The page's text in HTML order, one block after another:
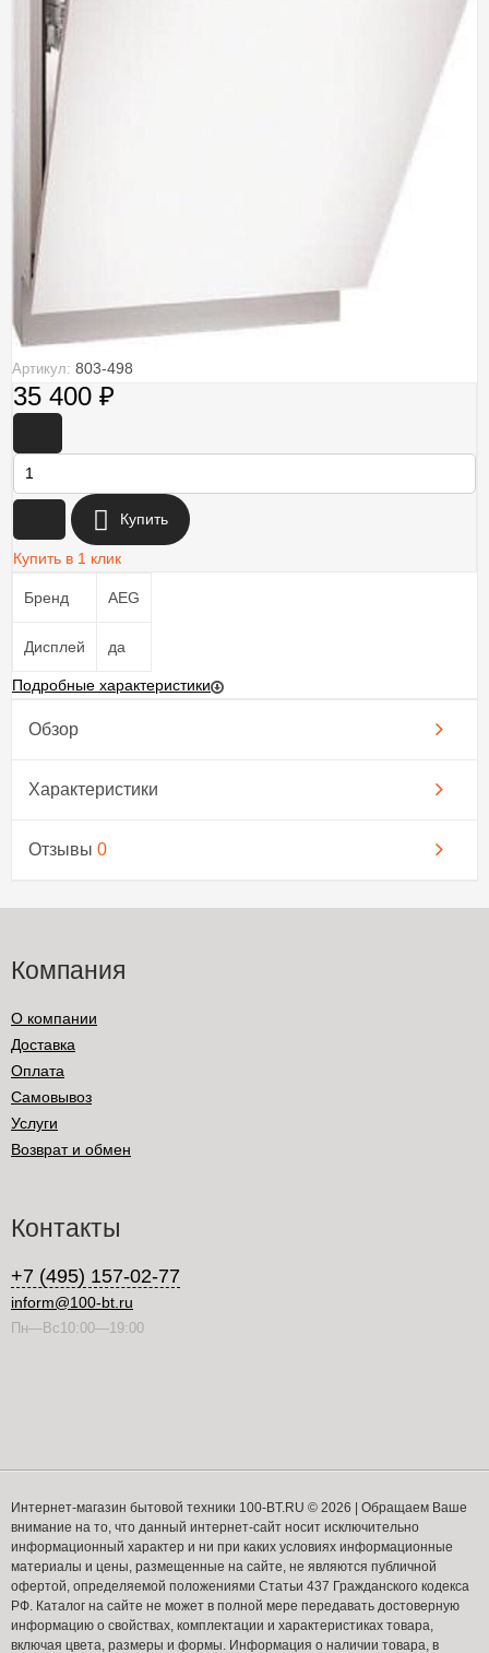
Артикул: 803-498
35 400 ₽
Купить
Купить в 1 клик
Бренд AEG
Дисплей да
Подробные характеристики
Обзор
Характеристики
Отзывы 0
Компания
О компании
Доставка
Оплата
Самовывоз
Услуги
Возврат и обмен
Контакты
+7 (495) 157-02-77
inform@100-bt.ru
Пн—Вс10:00—19:00
Интернет-магазин бытовой техники 100-BT.RU © 2026 | Обращаем Ваше
внимание на то, что данный интернет-сайт носит исключительно
информационный характер и ни при каких условиях информационные
материалы и цены, размещенные на сайте, не являются публичной
офертой, определяемой положениями Статьи 437 Гражданского кодекса
РФ. Каталог на сайте не может в полной мере передавать достоверную
информацию о свойствах, комплектации и характеристиках товара,
включая цвета, размеры и формы. Информация о наличии товара, в